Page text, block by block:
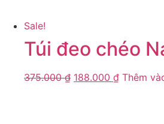
Sale!
Túi đeo chéo
375.000₫ 188.000 ₫ Thêm